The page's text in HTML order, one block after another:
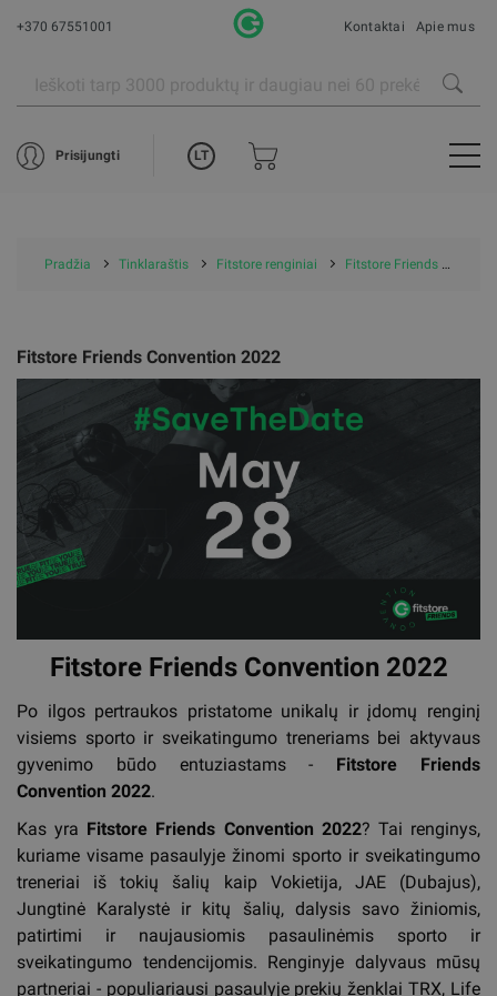
+370 67551001 Kontaktai Apie mus
Prisijungti LT
Pradžia Tinklaraštis Fitstore renginiai Fitstore Friends Convention 2022
Fitstore Friends Convention 2022
Fitstore Friends Convention 2022
Po ilgos pertraukos pristatome unikalų ir įdomų renginį
visiems sporto ir sveikatingumo treneriams bei aktyvaus
gyvenimo būdo entuziastams - Fitstore Friends
Convention 2022.
Kas yra Fitstore Friends Convention 2022? Tai renginys,
kuriame visame pasaulyje žinomi sporto ir sveikatingumo
treneriai iš tokių šalių kaip Vokietija, JAE (Dubajus),
Jungtinė Karalystė ir kitų šalių, dalysis savo žiniomis,
patirtimi ir naujausiomis pasaulinėmis sporto ir
sveikatingumo tendencijomis. Renginyje dalyvaus mūsų
partneriai - populiariausi pasaulyje prekių ženklai TRX, Life